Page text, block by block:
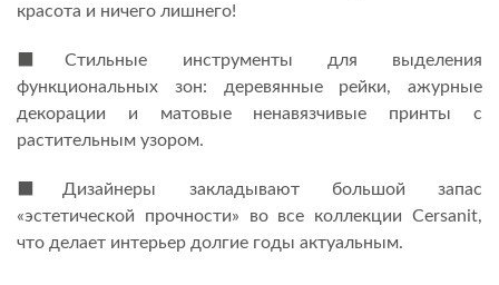
красота и ничего лишнего!
⬛️Стильные инструменты для выделения
функциональных зон: деревянные рейки, ажурные
декорации и матовые ненавязчивые принты с
растительным узором.
⬛️Дизайнеры закладывают большой запас
«эстетической прочности» во все коллекции Cersanit,
что делает интерьер долгие годы актуальным.